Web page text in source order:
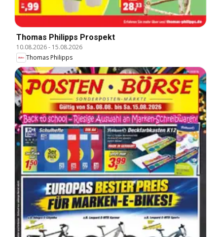
Thomas Philipps Prospekt
10.08.2026- 15.08.2026
Thomas Philipps